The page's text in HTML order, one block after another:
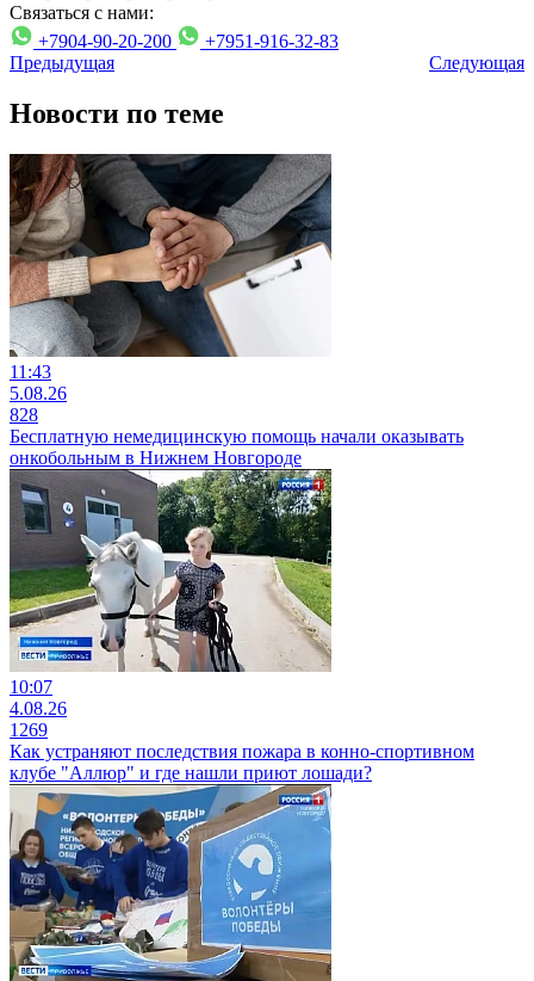
Связаться с нами:
+7904-90-20-200
+7951-916-32-83
Предыдущая
Следующая
Новости по теме
11:43
5.08.26
828
Бесплатную немедицинскую помощь начали оказывать
онкобольным в Нижнем Новгороде
10:07
4.08.26
1269
Как устраняют последствия пожара в конно-спортивном
клубе "Аллюр" и где нашли приют лошади?